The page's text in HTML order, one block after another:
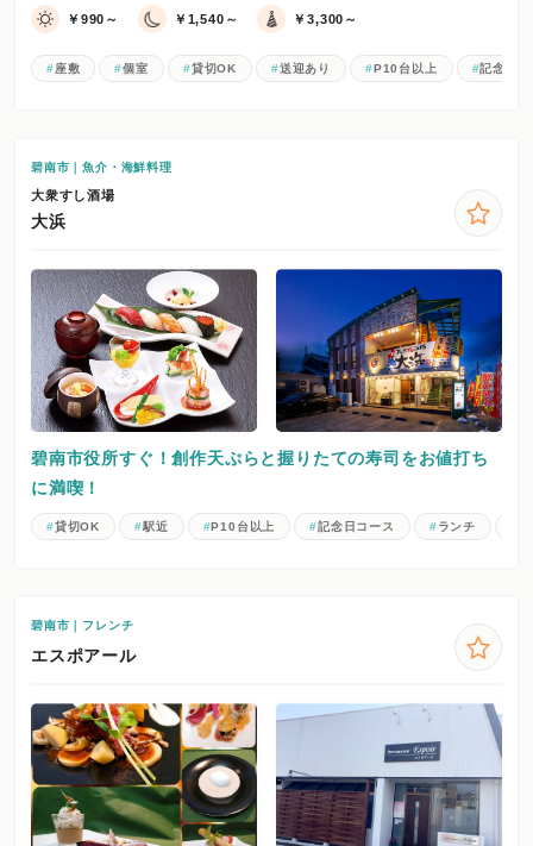
￥990～ ￥1,540～ ￥3,300～
座敷 個室 貸切OK 送迎あり P10台以上 記念日
碧南市｜魚介・海鮮料理
大衆すし酒場
大浜
碧南市役所すぐ！創作天ぷらと握りたての寿司をお値打ち
に満喫！
貸切OK 駅近 P10台以上 記念日コース ランチ
碧南市｜フレンチ
エスポアール